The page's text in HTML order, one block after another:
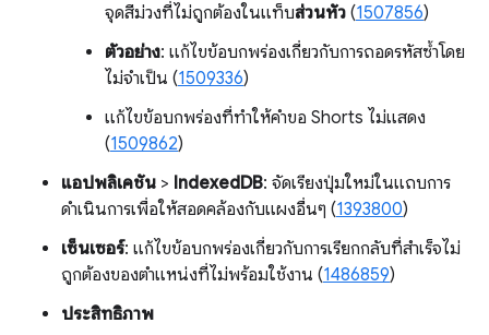
จุดสีม่วงที่ไม่ถูกต้องในแท็บส่วนหัว (1507856)
ตัวอย่าง: แก้ไขข้อบกพร่องเกี่ยวกับการถอดรหัสซ้ำโดย
ไม่จำเป็น (1509336)
แก้ไขข้อบกพร่องที่ทำให้คำขอ Shorts ไม่แสดง
(1509862)
แอปพลิเคชัน > IndexedDB: จัดเรียงปุ่มใหม่ในแถบการ
ดำเนินการเพื่อให้สอดคล้องกับแผงอื่นๆ (1393800)
เซ็นเซอร์: แก้ไขข้อบกพร่องเกี่ยวกับการเรียกกลับที่สำเร็จไม่
ถูกต้องของตำแหน่งที่ไม่พร้อมใช้งาน (1486859)
ประสิทธิภาพ